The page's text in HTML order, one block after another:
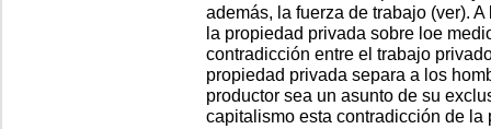
además, la fuerza de trabajo (ver).
la propiedad privada sobre loe
contradicción entre el trabajo
propiedad privada separa a los
productor sea un asunto de su
capitalismo esta contradicción de